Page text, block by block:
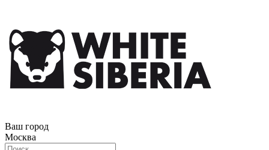
Ваш город
Москва